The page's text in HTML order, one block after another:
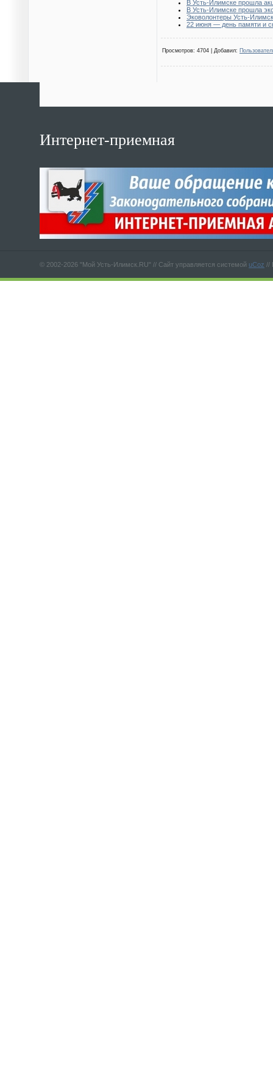
В Усть-Илимске прошла
В Усть-Илимске прошла
Эковолонтеры Усть-
22 июня — день памяти и
Просмотров: 4704 | Добавил:
Интернет-приемная
© 2002-2026 "Мой Усть-Илимск.RU" // Сайт управляется системой uCoz //